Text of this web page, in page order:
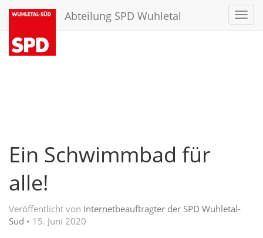
Abteilung SPD Wuhletal
Ein Schwimmbad für
alle!
Veröffentlicht von Internetbeauftragter der SPD Wuhletal-
Süd • 15. Juni 2020